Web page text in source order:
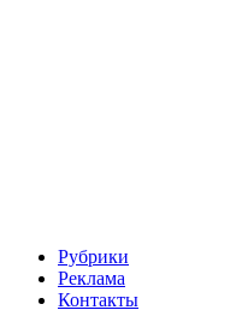
Рубрики
Реклама
Контакты